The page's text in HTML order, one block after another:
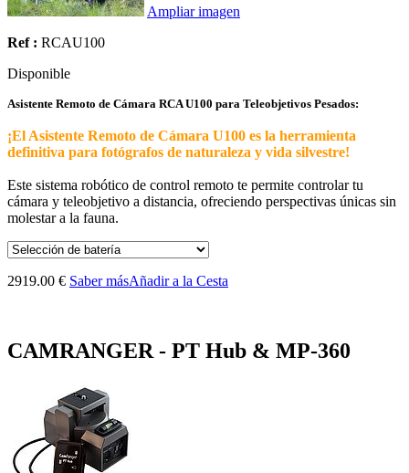
Ampliar imagen
Ref : RCAU100
Disponible
Asistente Remoto de Cámara RCA U100 para Teleobjetivos Pesados:
¡El Asistente Remoto de Cámara U100 es la herramienta
definitiva para fotógrafos de naturaleza y vida silvestre!
Este sistema robótico de control remoto te permite controlar tu
cámara y teleobjetivo a distancia, ofreciendo perspectivas únicas sin
molestar a la fauna.
2919.00 € Saber másAñadir a la Cesta
CAMRANGER - PT Hub & MP-360